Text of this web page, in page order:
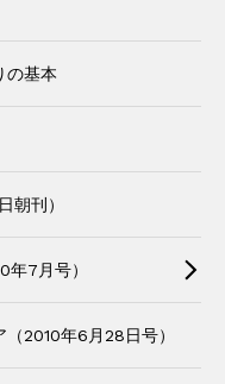
の基本
朝刊）
年7月号）
2010年6月28日号）